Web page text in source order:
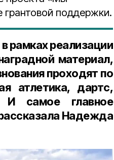
грантовой поддержки.
рамках реализации
материал,
проходят по
атлетика, дартс,
И самое главное
Надежда